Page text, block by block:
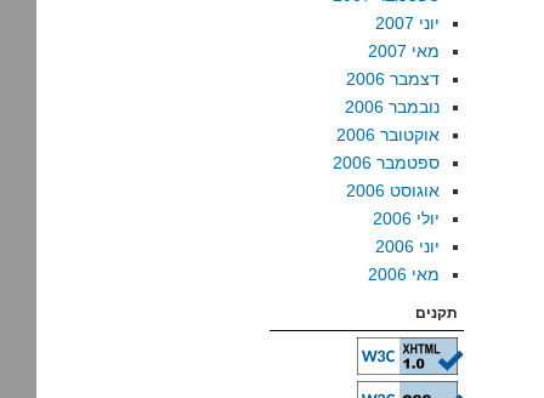
יוני 2007
מאי 2007
דצמבר 2006
נובמבר 2006
אוקטובר 2006
ספטמבר 2006
אוגוסט 2006
יולי 2006
יוני 2006
מאי 2006
תקנים